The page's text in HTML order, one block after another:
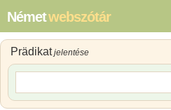
Németwebszótár
Prädikatjelentése